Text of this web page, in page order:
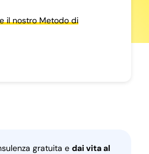
il nostro Metodo di
gratuita e dai vita al